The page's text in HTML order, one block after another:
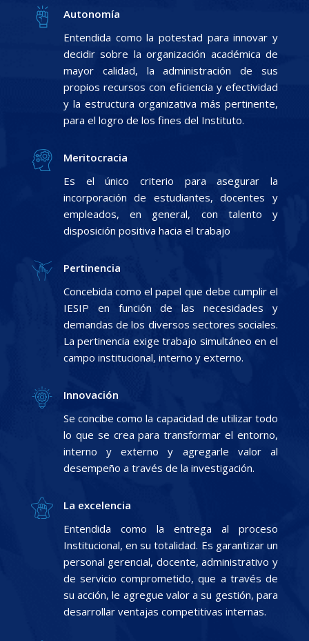
Autonomía
Entendida como la potestad para innovar y
decidir sobre la organización académica de
mayor calidad, la administración de sus
propios recursos con eficiencia y efectividad
y la estructura organizativa más pertinente,
para el logro de los fines del Instituto.
Meritocracia
Es el único criterio para asegurar la
incorporación de estudiantes, docentes y
empleados, en general, con talento y
disposición positiva hacia el trabajo
Pertinencia
Concebida como el papel que debe cumplir el
IESIP en función de las necesidades y
demandas de los diversos sectores sociales.
La pertinencia exige trabajo simultáneo en el
campo institucional, interno y externo.
Innovación
Se concibe como la capacidad de utilizar todo
lo que se crea para transformar el entorno,
interno y externo y agregarle valor al
desempeño a través de la investigación.
La excelencia
Entendida como la entrega al proceso
Institucional, en su totalidad. Es garantizar un
personal gerencial, docente, administrativo y
de servicio comprometido, que a través de
su acción, le agregue valor a su gestión, para
desarrollar ventajas competitivas internas.